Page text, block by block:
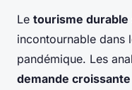
Le tourisme durable
incontournable dans
pandémique. Les
demande croissante